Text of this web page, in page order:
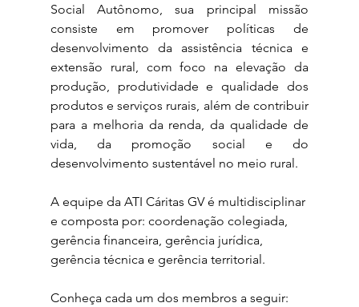
Social Autônomo, sua principal missão
consiste em promover políticas de
desenvolvimento da assistência técnica e
extensão rural, com foco na elevação da
produção, produtividade e qualidade dos
produtos e serviços rurais, além de contribuir
para a melhoria da renda, da qualidade de
vida, da promoção social e do
desenvolvimento sustentável no meio rural.
A equipe da ATI Cáritas GV é multidisciplinar
e composta por: coordenação colegiada,
gerência financeira, gerência jurídica,
gerência técnica e gerência territorial.
Conheça cada um dos membros a seguir: